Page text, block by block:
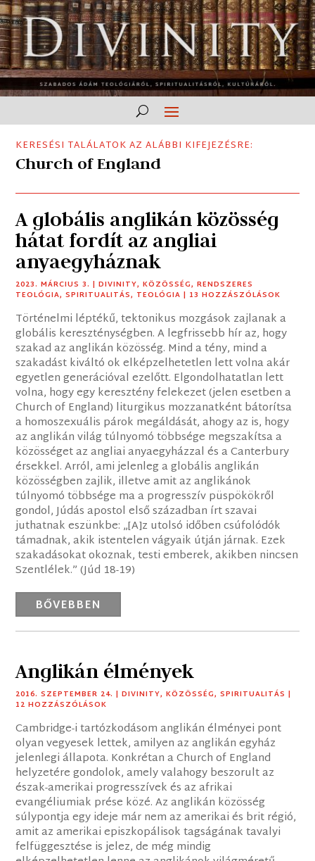
KERESÉSI TALÁLATOK AZ ALÁBBI KIFEJEZÉSRE:
Church of England
A globális anglikán közösség
hátat fordít az angliai
anyaegyháznak
2023. MÁRCIUS 3. |DIVINITY,KÖZÖSSÉG,RENDSZERES
TEOLÓGIA,SPIRITUALITÁS, TEOLÓGIA | 13 HOZZÁSZÓLÁSOK
Történelmi léptékű, tektonikus mozgások zajlanak a
globális kereszténységben. A legfrissebb hír az, hogy
szakad az anglikán közösség. Mind a tény, mind a
szakadást kiváltó ok elképzelhetetlen lett volna akár
egyetlen generációval ezelőtt. Elgondolhatatlan lett
volna, hogy egy keresztény felekezet (jelen esetben a
Church of England) liturgikus mozzanatként bátorítsa
a homoszexuális párok megáldását, ahogy az is, hogy
az anglikán világ túlnyomó többsége megszakítsa a
közösséget az angliai anyaegyházzal és a Canterbury
érsekkel. Arról, ami jelenleg a globális anglikán
közösségben zajlik, illetve amit az anglikánok
túlnyomó többsége ma a progresszív püspökökről
gondol, Júdás apostol első században írt szavai
juthatnak eszünkbe: „[A]z utolsó időben csúfolódók
támadnak, akik istentelen vágyaik útján járnak. Ezek
szakadásokat okoznak, testi emberek, akikben nincsen
Szentlélek.” (Júd 18-19)
BŐVEBBEN
Anglikán élmények
2016. SZEPTEMBER 24. |DIVINITY,KÖZÖSSÉG,SPIRITUALITÁS |
12 HOZZÁSZÓLÁSOK
Cambridge-i tartózkodásom anglikán élményei pont
olyan vegyesek lettek, amilyen az anglikán egyház
jelenlegi állapota. Konkrétan a Church of England
helyzetére gondolok, amely valahogy beszorult az
észak-amerikai progresszívek és az afrikai
evangéliumiak prése közé. Az anglikán közösség
súlypontja egy ideje már nem az amerikai és brit régió,
amit az amerikai episzkopálisok tagságának tavalyi
felfüggesztése is jelez, de még mindig